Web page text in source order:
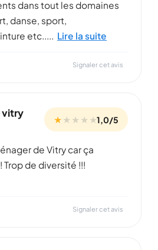
dans tout les domaines
danse, sport,
etc..... Lire la suite
Signaler cet avis
vitry
★★ ★ ★ ★1,0/5
de Vitry car ça
de diversité !!!
Signaler cet avis